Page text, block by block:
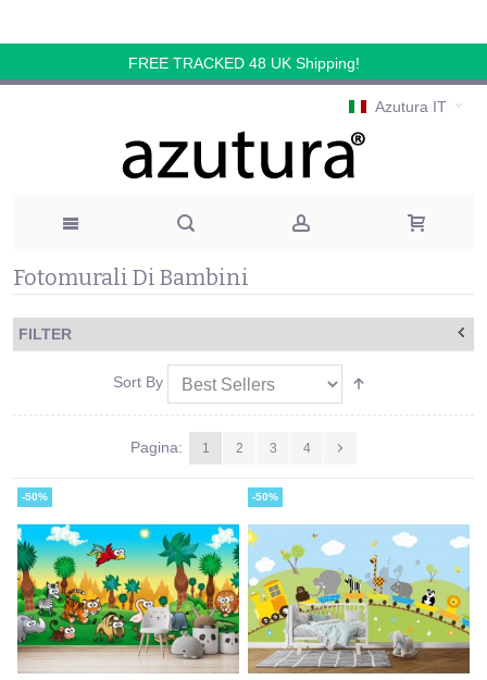
FREE TRACKED 48 UK Shipping!
Azutura IT
Fotomurali Di Bambini
FILTER
Sort By
Pagina: 1 2 3 4
-50% -50%